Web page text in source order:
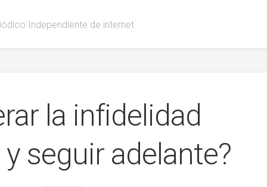
Independiente de internet
la infidelidad
seguir adelante?